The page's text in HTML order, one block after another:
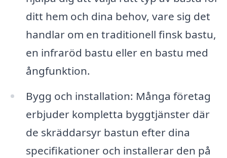
ditt hem och dina behov, vare sig det
handlar om en traditionell finsk bastu,
en infraröd bastu eller en bastu med
ångfunktion.
Bygg och installation: Många företag
erbjuder kompletta byggtjänster där
de skräddarsyr bastun efter dina
specifikationer och installerar den på